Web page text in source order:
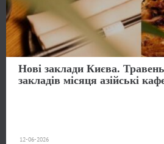
Нові заклади Києва.
закладів місяця азійські
12-06-2026